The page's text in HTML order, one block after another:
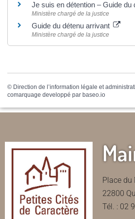
Je suis en détention – Guide du
Ministère chargé de la justice
Guide du détenu arrivant
Ministère chargé de la justice
© Direction de l’information légale et
comarquage developpé par baseo.io
Place du
22800
Tél. : 02